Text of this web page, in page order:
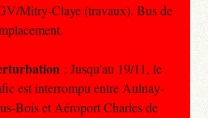
Mitry-Claye (travaux). Bus de
: Jusqu'au 19/11, le
est interrompu entre Aulnay-
Bois et Aéroport Charles de